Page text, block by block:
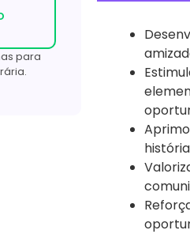
para